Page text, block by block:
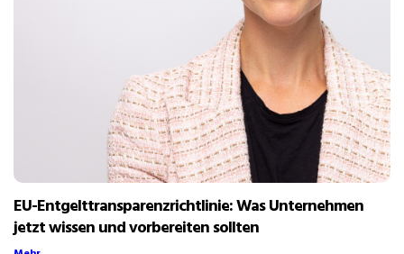
EU-Entgelttransparenzrichtlinie: Was Unternehmen
jetzt wissen und vorbereiten sollten